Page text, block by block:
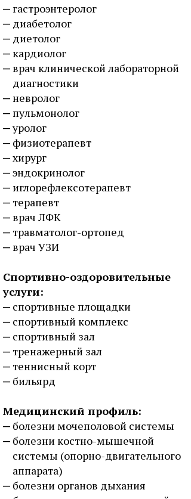
гастроэнтеролог
диабетолог
диетолог
кардиолог
врач клинической лабораторной
диагностики
невролог
пульмонолог
уролог
физиотерапевт
хирург
эндокринолог
иглорефлексотерапевт
терапевт
врач ЛФК
травматолог-ортопед
врач УЗИ
Спортивно-оздоровительные
услуги:
спортивные площадки
спортивный комплекс
спортивный зал
тренажерный зал
теннисный корт
бильярд
Медицинский профиль:
болезни мочеполовой системы
болезни костно-мышечной
системы (опорно-двигательного
аппарата)
болезни органов дыхания